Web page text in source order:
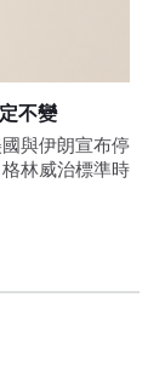
不變
與伊朗宣布停
林威治標準時